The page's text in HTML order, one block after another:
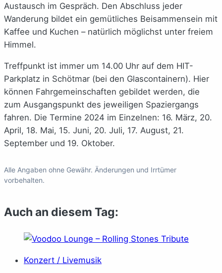
Austausch im Gespräch. Den Abschluss jeder
Wanderung bildet ein gemütliches Beisammensein mit
Kaffee und Kuchen – natürlich möglichst unter freiem
Himmel.
Treffpunkt ist immer um 14.00 Uhr auf dem HIT-
Parkplatz in Schötmar (bei den Glascontainern). Hier
können Fahrgemeinschaften gebildet werden, die
zum Ausgangspunkt des jeweiligen Spaziergangs
fahren. Die Termine 2024 im Einzelnen: 16. März, 20.
April, 18. Mai, 15. Juni, 20. Juli, 17. August, 21.
September und 19. Oktober.
Alle Angaben ohne Gewähr. Änderungen und Irrtümer
vorbehalten.
Auch an diesem Tag:
Konzert / Livemusik